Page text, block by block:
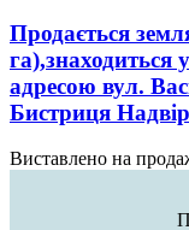
Продається
га),знаходиться у
адресою вул.
Бистриця
Виставлено на